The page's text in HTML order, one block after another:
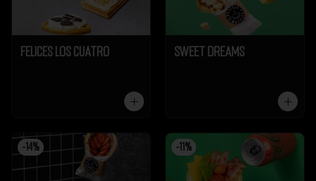
Felices los cuatro Sweet Dreams
- 14 % - %